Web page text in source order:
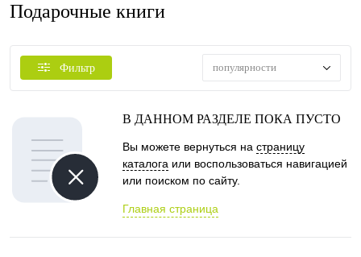
Подарочные книги
Фильтр популярности
В ДАННОМ РАЗДЕЛЕ ПОКА ПУСТО
Вы можете вернуться на страницу
каталога или воспользоваться навигацией
или поиском по сайту.
Главная страница